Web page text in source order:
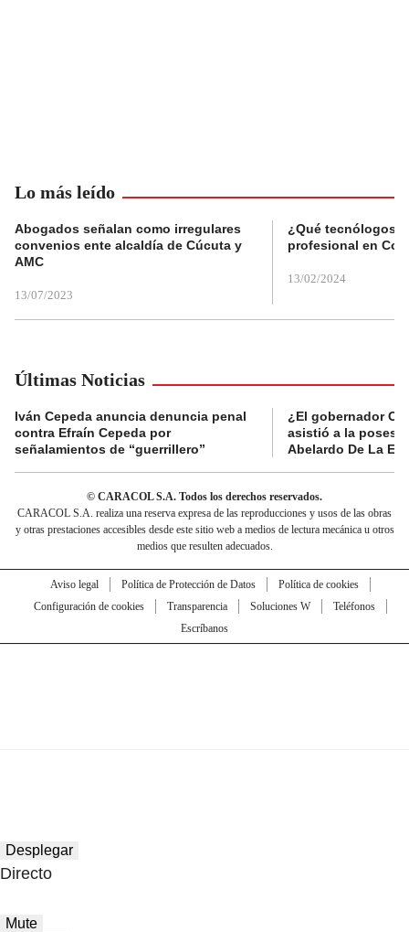
Lo más leído
Abogados señalan como irregulares
convenios ente alcaldía de Cúcuta y
AMC
13/07/2023
¿Qué tecnólogos
profesional en
13/02/2024
Últimas Noticias
Iván Cepeda anuncia denuncia penal
contra Efraín Cepeda por
señalamientos de “guerrillero”
¿El gobernador
asistió a la
Abelardo De La
© CARACOL S.A. Todos los derechos reservados.
CARACOL S.A. realiza una reserva expresa de las reproducciones y usos de las obras
y otras prestaciones accesibles desde este sitio web a medios de lectura mecánica u otros
medios que resulten adecuados.
Aviso legal Política de Protección de Datos
Política de cookies
Configuración de cookies
Transparencia Soluciones W
Teléfonos
Escríbanos
Desplegar
Directo
Mute